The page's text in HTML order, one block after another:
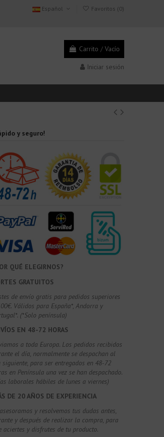
Español Favoritos (0)
Carrito / Vacío
Iniciar sesión
y seguro!
QUÉ ELEGIRNOS?
GRATUITOS
de envío gratis para pedidos superiores
Válidos para España*, Andorra y
(*Solo península)
EN 48-72 HORAS
a toda Europa. Los pedidos recibidos
el día, normalmente se despachan al
siguiente, para ser entregados en 48-72
en Península una vez se han despachado.
laborales hábiles de lunes a viernes)
DE 20 AÑOS DE EXPERIENCIA
y resolvemos tus dudas antes,
y después de realizar la compra, para
aciertes y disfrutes de tu producto.